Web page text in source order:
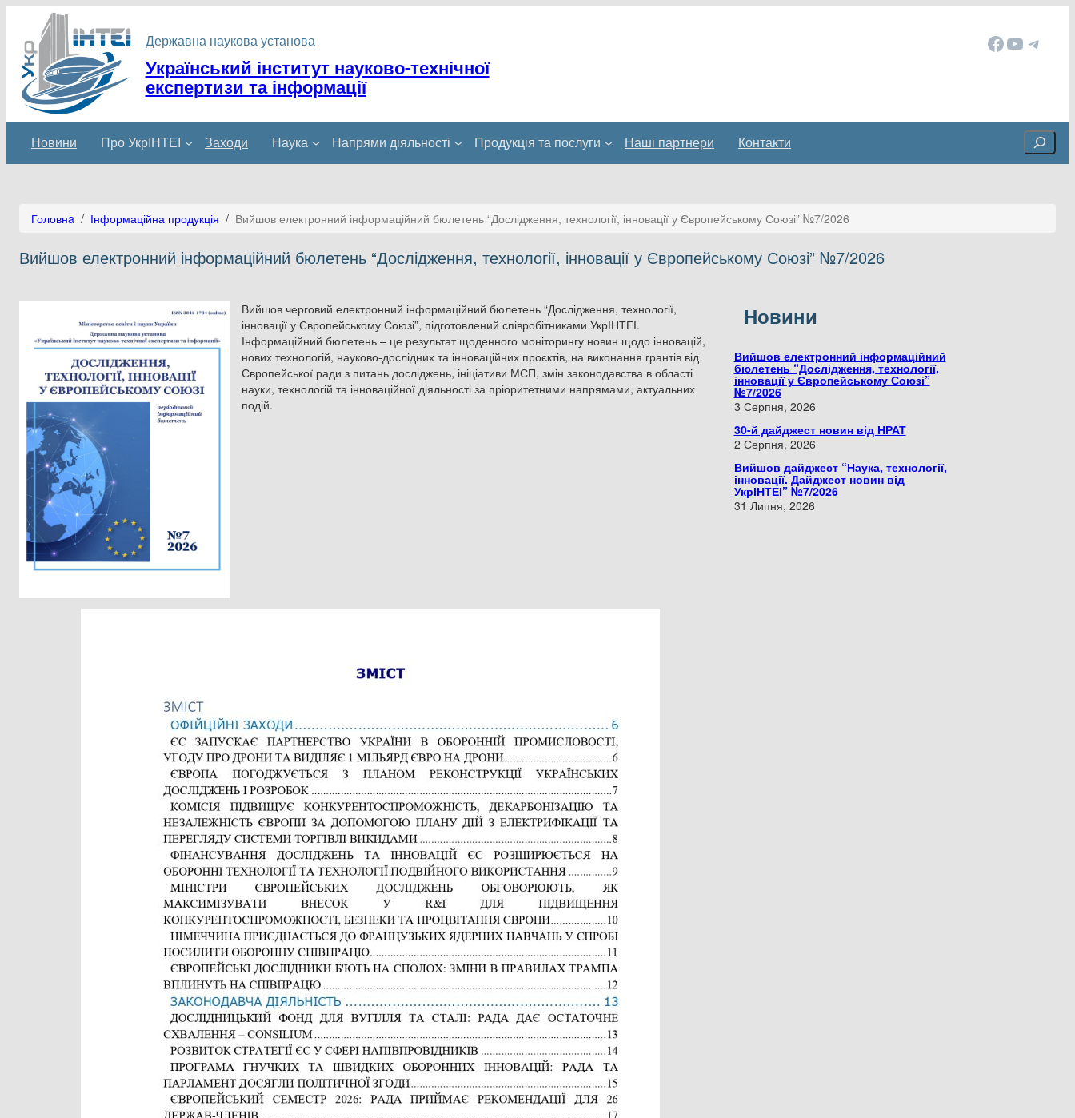
Перейти
вмісту
Державна наукова установа
Український інститут науково-технічної
експертизи та інформації
Facebook YouTube Telegram
Новини Про УкрІНТЕІ Заходи Наука Напрями діяльності Продукція та послуги Наші партнери Контакти Cerca
Головнa / Інформаційна продукція / Вийшов електронний інформаційний бюлетень “Дослідження, технології, інновації у Європейському Союзі” №7/2026
Вийшов електронний інформаційний бюлетень “Дослідження, технології, інновації у Європейському Союзі” №7/2026
Вийшов черговий електронний інформаційний бюлетень “Дослідження, технології,
інновації у Європейському Союзі”, підготовлений співробітниками УкрІНТЕІ.
Інформаційний бюлетень – це результат щоденного моніторингу новин щодо інновацій,
нових технологій, науково-дослідних та інноваційних проєктів, на виконання грантів від
Європейської ради з питань досліджень, ініціативи МСП, змін законодавства в області
науки, технологій та інноваційної діяльності за пріоритетними напрямами, актуальних
подій.
Новини
Вийшов електронний інформаційний
бюлетень “Дослідження, технології,
інновації у Європейському Союзі”
№7/2026
3 Серпня, 2026
30-й дайджест новин від НРАТ
2 Серпня, 2026
Вийшов дайджест “Наука, технології,
інновації. Дайджест новин від
УкрІНТЕІ” №7/2026
31 Липня, 2026